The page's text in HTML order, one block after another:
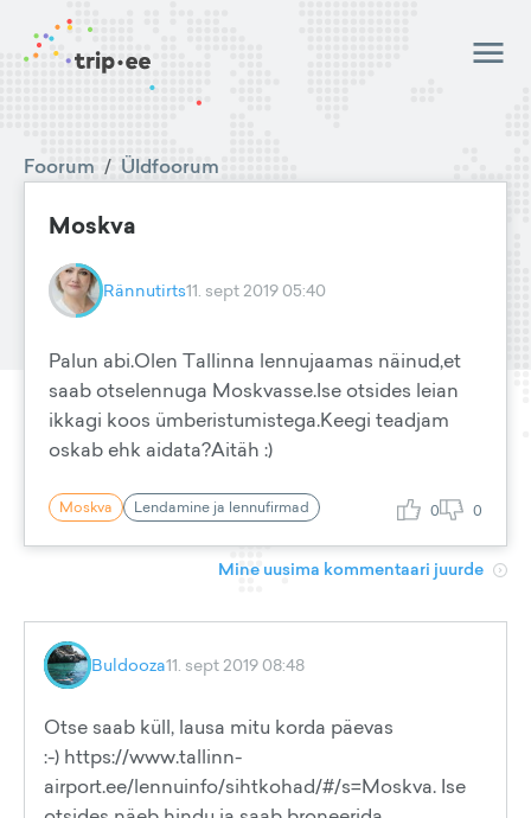
Foorum / Üldfoorum
Moskva
Rännutirts11. sept 2019 05:40
Palun abi.Olen Tallinna lennujaamas näinud,et
saab otselennuga Moskvasse.Ise otsides leian
ikkagi koos ümberistumistega.Keegi teadjam
oskab ehk aidata?Aitäh :)
Moskva Lendamine ja lennufirmad 0 0
Mine uusima kommentaari juurde
Buldooza11. sept 2019 08:48
Otse saab küll, lausa mitu korda päevas
:-) https://www.tallinn-
airport.ee/lennuinfo/sihtkohad/#/s=Moskva. Ise